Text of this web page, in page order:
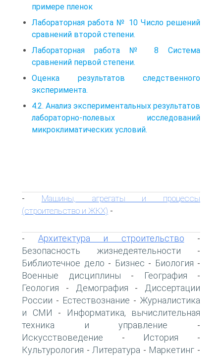
примере пленок
Лабораторная работа № 10 Число решений
сравнений второй степени.
Лабораторная работа № 8 Система
сравнений первой степени.
Оценка результатов следственного
эксперимента.
4.2. Анализ экспериментальных результатов
лабораторно-полевых исследований
микроклиматических условий.
- Машины, агрегаты и процессы
(строительство и ЖКХ) -
- Архитектура и строительство -
Безопасность жизнедеятельности -
Библиотечное дело - Бизнес - Биология -
Военные дисциплины - География -
Геология - Демография -
Диссертации
России - Естествознание - Журналистика
и СМИ -
Информатика, вычислительная
техника и управление -
Искусствоведение - История -
Культурология -Литература - Маркетинг -